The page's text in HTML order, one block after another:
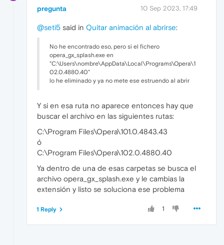
pregunta 10 Sep 2023, 17:49
@seti5 said in Quitar animación al abrirse:
No he encontrado eso, pero si el fichero
opera_gx_splash.exe en
"C:\Users\nombre\AppData\Local\Programs\Opera\1
02.0.4880.40"
lo he eliminado y ya no mete ese estruendo al abrir
Y si en esa ruta no aparece entonces hay que
buscar el archivo en las siguientes rutas:
C:\Program Files\Opera\101.0.4843.43
ó
C:\Program Files\Opera\102.0.4880.40
Ya dentro de una de esas carpetas se busca el
archivo opera_gx_splash.exe y le cambias la
extensión y listo se soluciona ese problema
1
1 Reply